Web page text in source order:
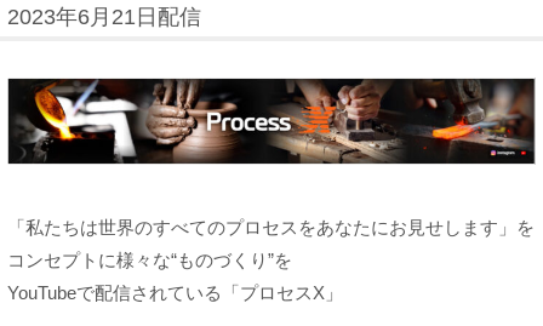
2023年6月21日配信
「私たちは世界のすべてのプロセスをあなたにお見せします」を
コンセプトに様々な“ものづくり”を
YouTubeで配信されている「プロセスX」